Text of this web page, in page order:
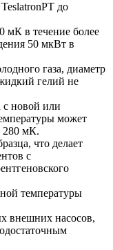
до
мК в течение более
50 мкВт в
газа, диаметр
гелий не
с новой или
может
280 мК.
что делает
с
температуры
внешних насосов,